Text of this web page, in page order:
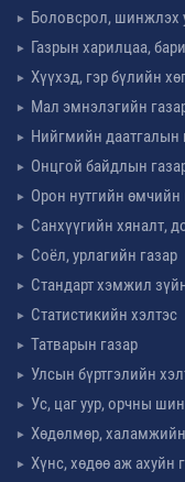
Боловсрол, шинжлэх
Газрын харилцаа,
Хүүхэд, гэр бүлийн
Мал эмнэлэгийн
Нийгмийн даатгалын
Онцгой байдлын
Орон нутгийн өмчийн
Санхүүгийн хяналт,
Соёл, урлагийн газар
Стандарт хэмжил
Статистикийн хэлтэс
Татварын газар
Улсын бүртгэлийн
Ус, цаг уур, орчны
Хөдөлмөр,
Хүнс, хөдөө аж ахуйн